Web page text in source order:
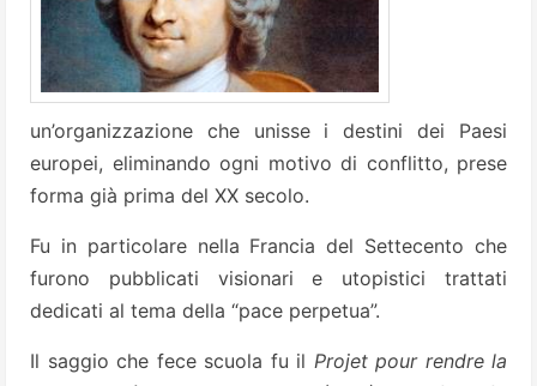
un’organizzazione che unisse i destini dei Paesi
europei, eliminando ogni motivo di conflitto, prese
forma già prima del XX secolo.
Fu in particolare nella Francia del Settecento che
furono pubblicati visionari e utopistici trattati
dedicati al tema della “pace perpetua”.
Il saggio che fece scuola fu il Projet pour rendre la